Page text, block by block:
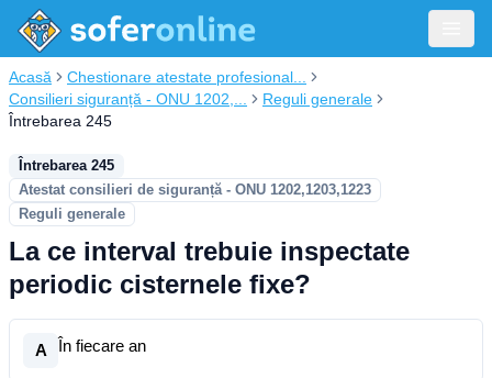
Acasă
Chestionare atestate profesional...
Consilieri siguranță - ONU 1202,...
Reguli generale
Întrebarea 245
Întrebarea 245
Atestat consilieri de siguranță - ONU 1202,1203,1223
Reguli generale
La ce interval trebuie inspectate
periodic cisternele fixe?
A În fiecare an